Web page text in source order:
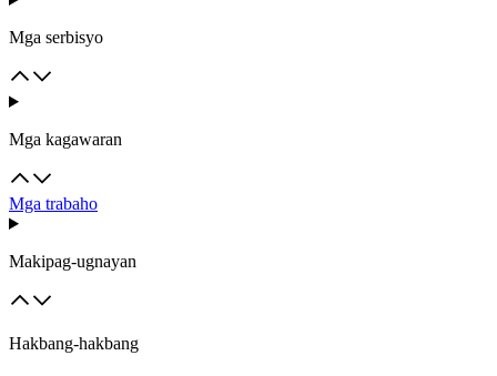
Mga serbisyo
Mga kagawaran
Mga trabaho
Makipag-ugnayan
Hakbang-hakbang